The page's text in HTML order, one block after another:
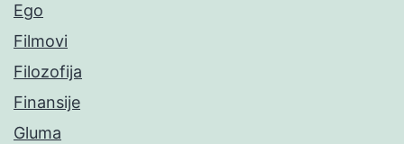
Ego
Filmovi
Filozofija
Finansije
Gluma